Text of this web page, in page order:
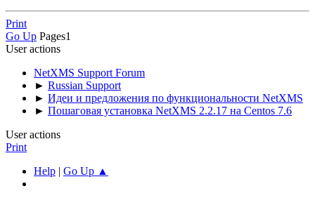
Print
Go Up Pages1
User actions
NetXMS Support Forum
► Russian Support
► Идеи и предложения по функциональности NetXMS
► Пошаговая установка NetXMS 2.2.17 на Centos 7.6
User actions
Print
Help | Go Up ▲